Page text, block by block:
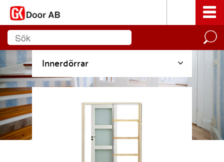
Innerdörrar